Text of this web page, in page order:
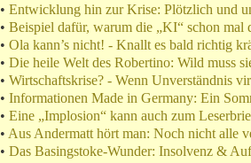
• Entwicklung hin zur Krise: Plötzlich und
• Beispiel dafür, warum die „KI“ schon mal
• Ola kann’s nicht! - Knallt es bald richtig
• Die heile Welt des Robertino: Wild muss
• Wirtschaftskrise? - Wenn Unverständnis
• Informationen Made in Germany: Ein
• Eine „Implosion“ kann auch zum
• Aus Andermatt hört man: Noch nicht alle
• Das Basingstoke-Wunder: Insolvenz &